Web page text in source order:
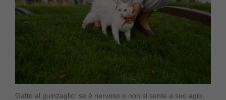
Gatto al guinzaglio: se è nervoso o non si sente a suo agio,